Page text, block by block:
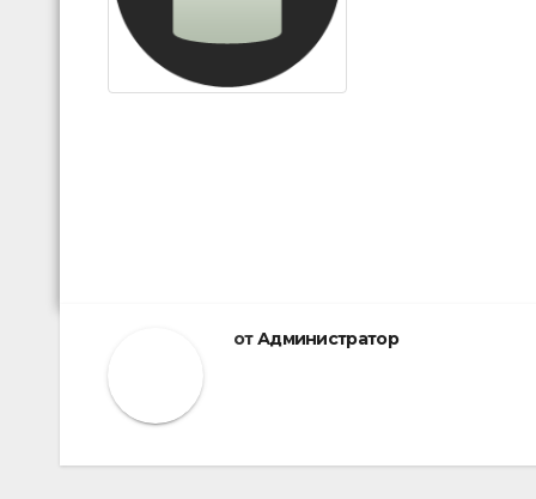
отАдминистратор